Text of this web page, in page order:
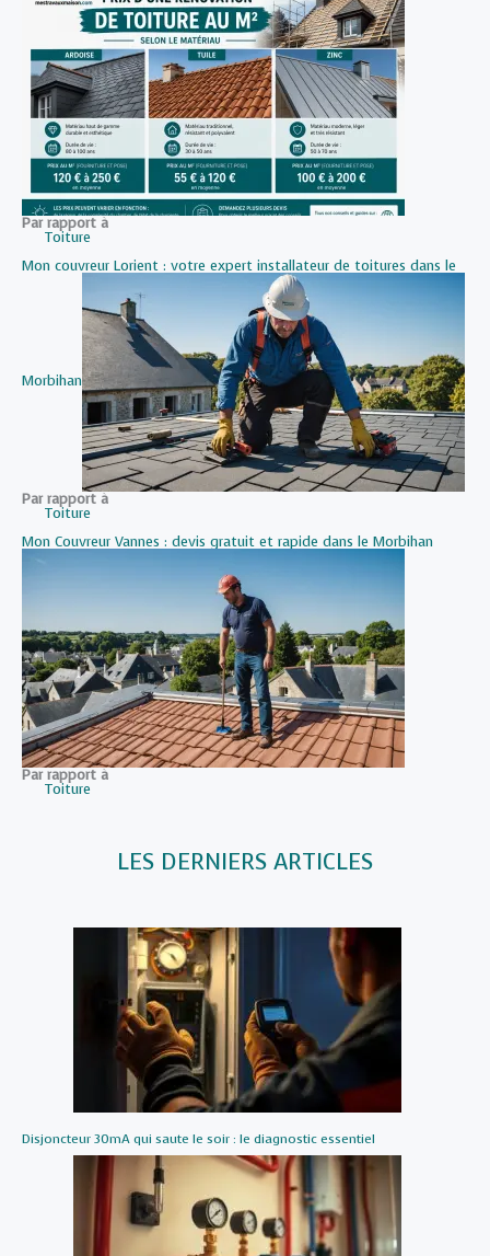
Par rapport à
Toiture
Mon couvreur Lorient : votre expert installateur de toitures dans le
Morbihan
Par rapport à
Toiture
Mon Couvreur Vannes : devis gratuit et rapide dans le Morbihan
Par rapport à
Toiture
LES DERNIERS ARTICLES
Disjoncteur 30mA qui saute le soir : le diagnostic essentiel